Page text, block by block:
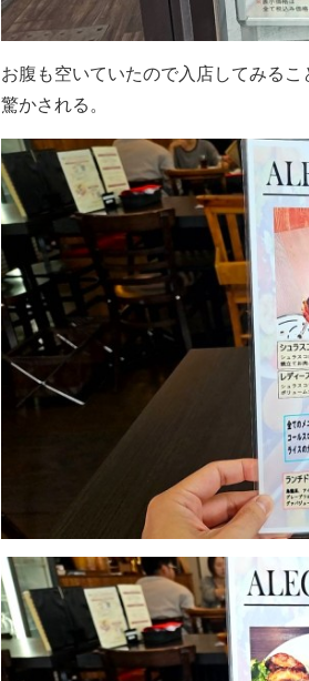
お腹も空いていたので入店してみる
驚かされる。